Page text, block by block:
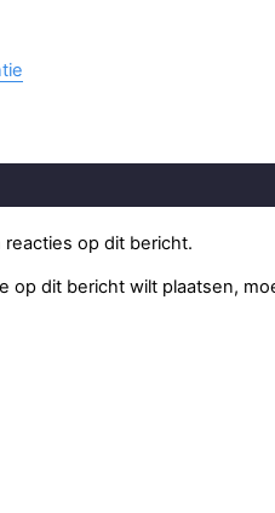
reacties op dit bericht.
op dit bericht wilt plaatsen,